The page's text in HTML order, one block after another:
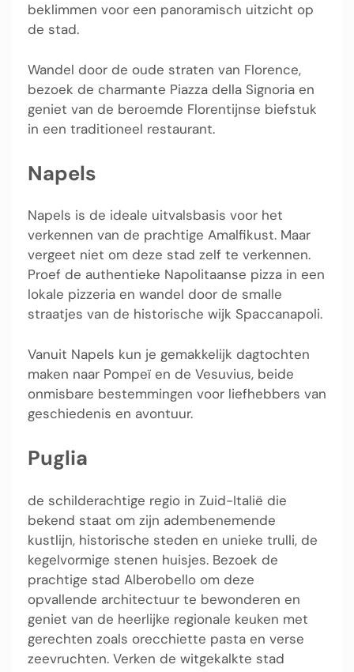
beklimmen voor een panoramisch uitzicht op
de stad.
Wandel door de oude straten van Florence,
bezoek de charmante Piazza della Signoria en
geniet van de beroemde Florentijnse biefstuk
in een traditioneel restaurant.
Napels
Napels is de ideale uitvalsbasis voor het
verkennen van de prachtige Amalfikust. Maar
vergeet niet om deze stad zelf te verkennen.
Proef de authentieke Napolitaanse pizza in een
lokale pizzeria en wandel door de smalle
straatjes van de historische wijk Spaccanapoli.
Vanuit Napels kun je gemakkelijk dagtochten
maken naar Pompeï en de Vesuvius, beide
onmisbare bestemmingen voor liefhebbers van
geschiedenis en avontuur.
Puglia
de schilderachtige regio in Zuid-Italië die
bekend staat om zijn adembenemende
kustlijn, historische steden en unieke trulli, de
kegelvormige stenen huisjes. Bezoek de
prachtige stad Alberobello om deze
opvallende architectuur te bewonderen en
geniet van de heerlijke regionale keuken met
gerechten zoals orecchiette pasta en verse
zeevruchten. Verken de witgekalkte stad